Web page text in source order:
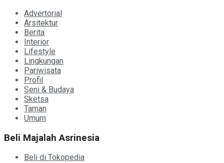
Advertorial
Arsitektur
Berita
Interior
Lifestyle
Lingkungan
Pariwisata
Profil
Seni & Budaya
Sketsa
Taman
Umum
Beli Majalah Asrinesia
Beli di Tokopedia